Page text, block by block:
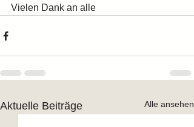
Vielen Dank an alle
Aktuelle Beiträge Alle ansehen